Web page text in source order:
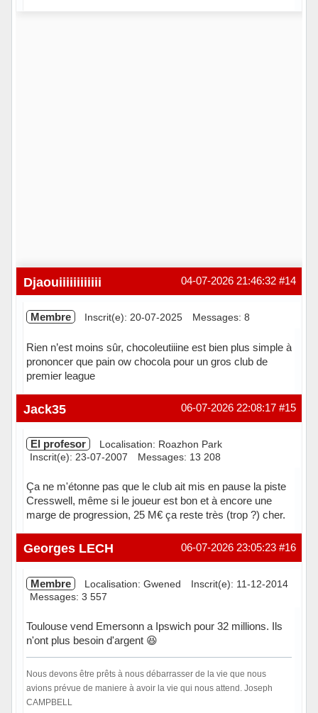
#14
04-07-2026 21:46:32
Djaouiiiiiiiiiiii
Membre Inscrit(e): 20-07-2025 Messages: 8
Rien n’est moins sûr, chocoleutiiine est bien plus simple à
prononcer que pain ow chocola pour un gros club de
premier league
Hors ligne #15
06-07-2026 22:08:17
Jack35
El profesor
Localisation: Roazhon Park
Inscrit(e): 23-07-2007
Messages: 13 208
Ça ne m'étonne pas que le club ait mis en pause la piste
Cresswell, même si le joueur est bon et à encore une
marge de progression, 25 M€ ça reste très (trop ?) cher.
Hors ligne #16
06-07-2026 23:05:23
Georges LECH
Membre Localisation: Gwened
Inscrit(e): 11-12-2014
Messages: 3 557
Toulouse vend Emersonn a Ipswich pour 32 millions. Ils
n'ont plus besoin d'argent 😆
Nous devons être prêts à nous débarrasser de la vie que nous
avions prévue de maniere à avoir la vie qui nous attend. Joseph
CAMPBELL